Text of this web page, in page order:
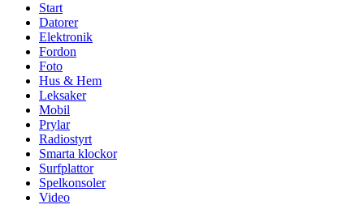
Start
Datorer
Elektronik
Fordon
Foto
Hus & Hem
Leksaker
Mobil
Prylar
Radiostyrt
Smarta klockor
Surfplattor
Spelkonsoler
Video